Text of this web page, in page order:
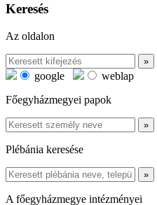
Keresés
Az oldalon
google
weblap
Főegyházmegyei papok
Plébánia keresése
A főegyházmegye intézményei